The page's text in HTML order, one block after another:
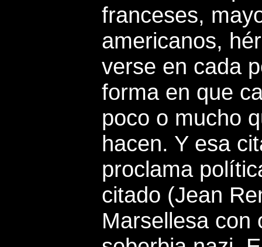
franceses,
americanos,
verse en cada
forma en que
poco o mucho
hacen. Y esa
proclama
citado (Jean
Marsellesa con